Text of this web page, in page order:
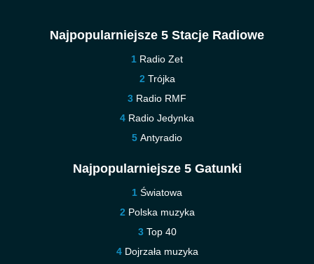
Najpopularniejsze 5 Stacje Radiowe
Radio Zet
Trójka
Radio RMF
Radio Jedynka
Antyradio
Najpopularniejsze 5 Gatunki
Światowa
Polska muzyka
Top 40
Dojrzała muzyka